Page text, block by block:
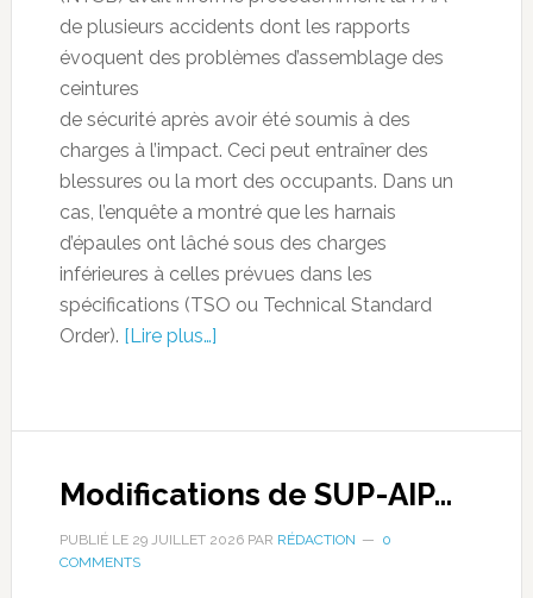
de plusieurs accidents dont les rapports
évoquent des problèmes d’assemblage des
ceintures
de sécurité après avoir été soumis à des
charges à l’impact. Ceci peut entraîner des
blessures ou la mort des occupants. Dans un
cas, l’enquête a montré que les harnais
d’épaules ont lâché sous des charges
inférieures à celles prévues dans les
spécifications (TSO ou Technical Standard
Order). [Lire plus…]
Modifications de SUP-AIP…
PUBLIÉ LE 29 JUILLET 2026PAR RÉDACTION
0
COMMENTS